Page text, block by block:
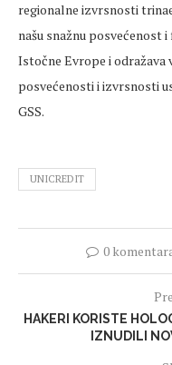
regionalne izvrsnosti
našu snažnu posvećenost
Istočne Evrope i
posvećenosti i izvrsnosti
GSS.
UNICREDIT
0
HAKERI KORISTE
IZNUDILI